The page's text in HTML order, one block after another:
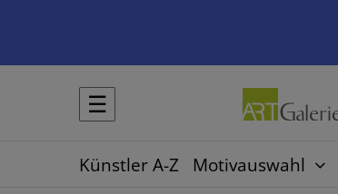
☰
Künstler A-Z Motivauswahl